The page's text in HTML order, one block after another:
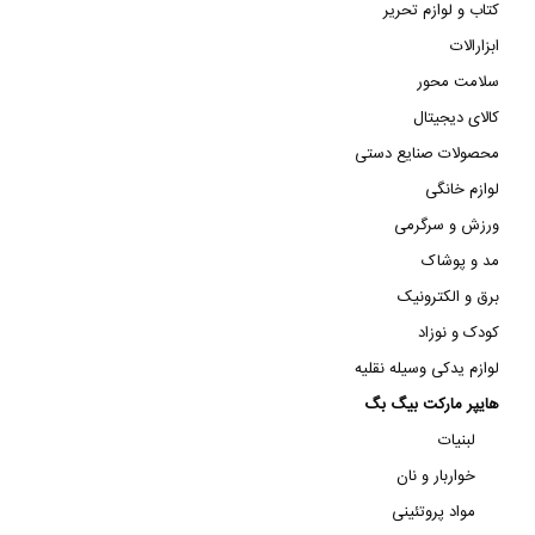
کتاب و لوازم تحریر
ابزارالات
سلامت محور
کالای دیجیتال
محصولات صنایع دستی
لوازم خانگی
ورزش و سرگرمی
مد و پوشاک
برق و الکترونیک
کودک و نوزاد
لوازم یدکی وسیله نقلیه
هایپر مارکت بیگ بگ
لبنیات
خواربار و نان
مواد پروتئینی